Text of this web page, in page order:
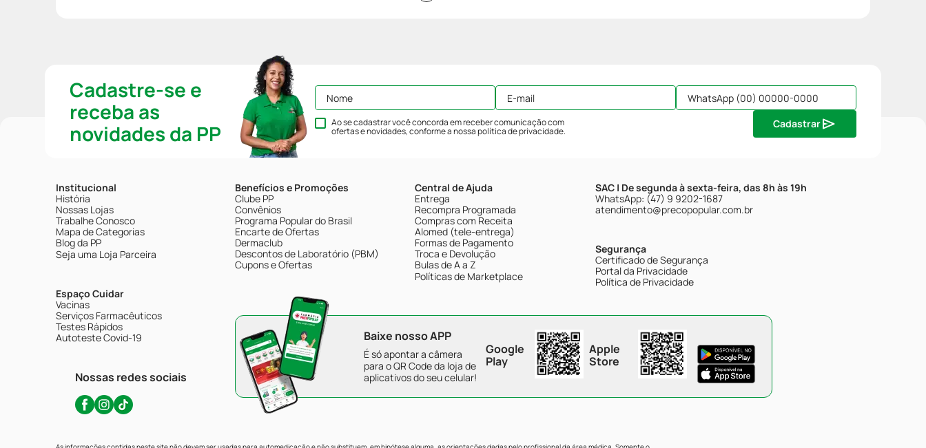
Cadastre-se e
receba as
novidades da PP
Ao se cadastrar você concorda em receber comunicação com
ofertas e novidades, conforme a nossapolítica de privacidade.
Cadastrar
Institucional
História
Nossas Lojas
Trabalhe Conosco
Mapa de Categorias
Blog da PP
Seja uma Loja Parceira
Espaço Cuidar
Vacinas
Serviços Farmacêuticos
Testes Rápidos
Autoteste Covid-19
Nossas redes sociais
Benefícios e Promoções
Clube PP
Convênios
Programa Popular do Brasil
Encarte de Ofertas
Dermaclub
Descontos de Laboratório (PBM)
Cupons e Ofertas
Central de Ajuda
Entrega
Recompra Programada
Compras com Receita
Alomed (tele-entrega)
Formas de Pagamento
Troca e Devolução
Bulas de A a Z
Políticas de Marketplace
SAC | De segunda à sexta-feira, das 8h às 19h
WhatsApp: (47) 9 9202-1687
atendimento@precopopular.com.br
Segurança
Certificado de Segurança
Portal da Privacidade
Política de Privacidade
Baixe nosso APP
É só apontar a câmera
para o QR Code da loja de
aplicativos do seu celular!
Google
Play
Apple
Store